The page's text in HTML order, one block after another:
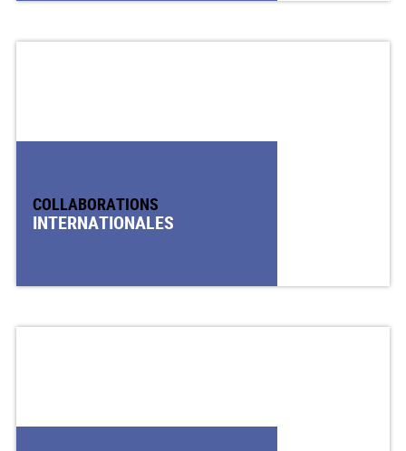
COLLABORATIONS
INTERNATIONALES